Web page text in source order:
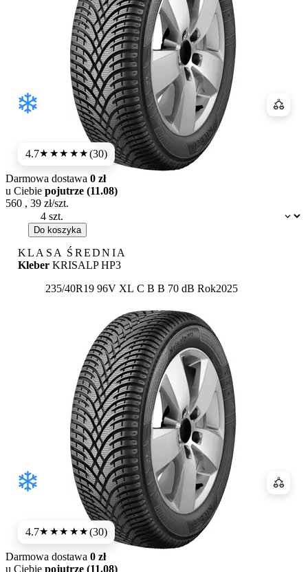
4.7★★★★★(30)
Dostępność:
Darmowa dostawa 0 zł
u Ciebie pojutrze (11.08)
560 , 39 zł/szt.
Do koszyka
KLASA ŚREDNIA
Kleber KRISALP HP3
235/40R19 96V XL Etykieta:
C B B 70 dB Rok2025
4.7★★★★★(30)
Darmowa dostawa 0 zł
u Ciebie pojutrze (11.08)